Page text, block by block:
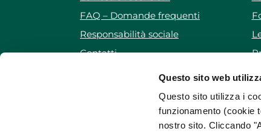
Questo sito web
Questo sito utilizza i
funzionamento (cookie
nostro sito. Cliccando
FAQ – Domande frequenti
Responsabilità sociale
Contatti
Iscriviti alla newsletter